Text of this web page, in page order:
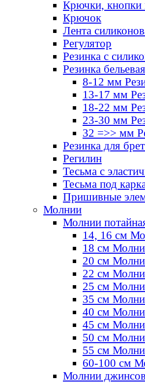
Крючки, кнопки
Крючок
Лента
Регулятор
Резинка с
Резинка бельевая
8-12 мм
13-17 мм
18-22 мм
23-30 мм
32 =>> мм
Резинка для
Регилин
Тесьма с
Тесьма под
Пришивные
Молнии
Молнии
14, 16 см
18 см
20 см
22 см
25 см
35 см
40 см
45 см
50 см
55 см
60-100 см
Молнии